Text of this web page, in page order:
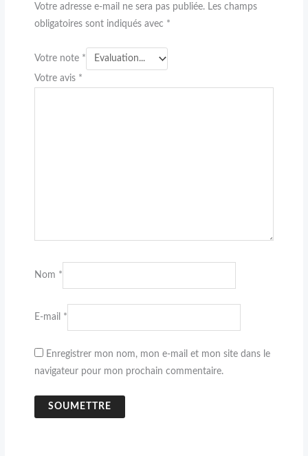
Votre adresse e-mail ne sera pas publiée. Les champs
obligatoires sont indiqués avec *
Votre note *
Votre avis *
Nom *
E-mail *
Enregistrer mon nom, mon e-mail et mon site dans le
navigateur pour mon prochain commentaire.